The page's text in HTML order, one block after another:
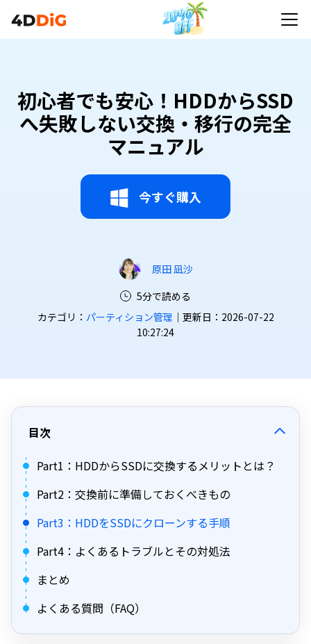
初心者でも安心！HDDからSSD
へ失敗しない交換・移行の完全
マニュアル
今すぐ購入
原田 凪沙
5分で読める
カテゴリ： パーティション管理 ｜更新日：2026-07-22
10:27:24
目次
Part1：HDDからSSDに交換するメリットとは？
Part2：交換前に準備しておくべきもの
Part3：HDDをSSDにクローンする手順
Part4：よくあるトラブルとその対処法
まとめ
よくある質問（FAQ）